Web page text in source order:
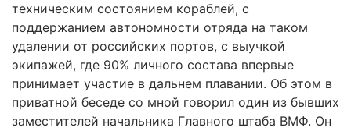
техническим состоянием кораблей, с
поддержанием автономности отряда на таком
удалении от российских портов, с выучкой
экипажей, где 90% личного состава впервые
принимает участие в дальнем плавании. Об этом в
приватной беседе со мной говорил один из бывших
заместителей начальника Главного штаба ВМФ. Он